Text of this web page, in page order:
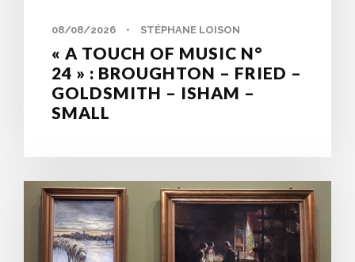
08/08/2026 • STÉPHANE LOISON
« A TOUCH OF MUSIC N°
24 » : BROUGHTON – FRIED –
GOLDSMITH – ISHAM –
SMALL